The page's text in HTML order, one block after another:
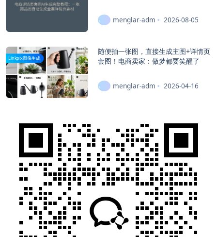
menglar-adm 2026-08-05
Linkpix图像生成
随便拍一张图，直接生成主图+详情页
套图！电商卖家：做梦都要笑醒了
menglar-adm 2026-04-16